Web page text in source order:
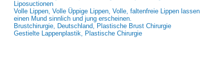
Liposuctionen
Volle Lippen, Volle Üppige Lippen, Volle, faltenfreie Lippen lassen
einen Mund sinnlich und jung erscheinen.
Brustchirurgie, Deutschland, Plastische Brust Chirurgie
Gestielte Lappenplastik, Plastische Chirurgie